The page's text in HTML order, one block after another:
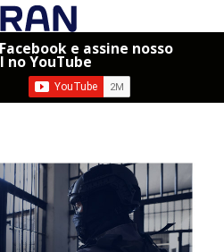
e assine nosso
no YouTube